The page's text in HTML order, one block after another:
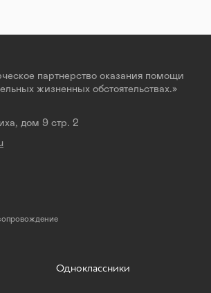
партнерство оказания помощи
жизненных обстоятельствах.»
дом 9 стр. 2
Одноклассники